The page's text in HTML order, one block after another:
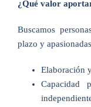
¿Qué valor
Buscamos
plazo y
Elaboración
Capacidad